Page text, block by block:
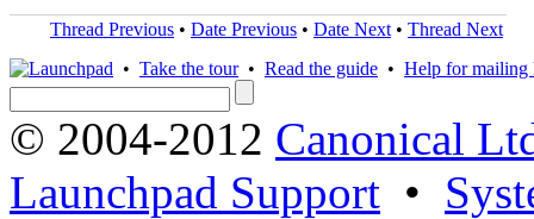
Thread Previous • Date Previous • Date Next • Thread Next
• Take the tour• Read the guide • Help for mailing
© 2004-2012 Canonical
Launchpad Support •